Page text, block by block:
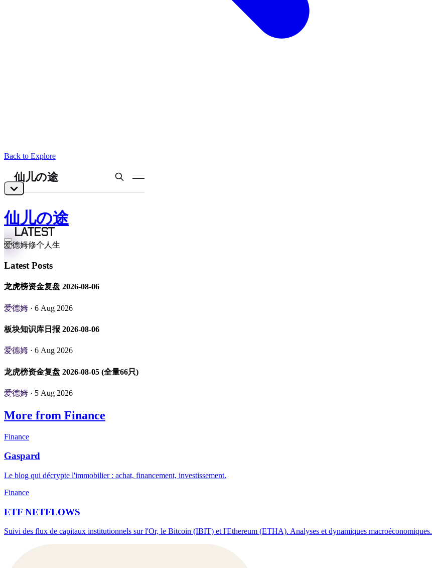
Back to Explore
仙儿の途
爱德姆修个人生
Latest Posts
龙虎榜资金复盘 2026-08-06
爱德姆 · 6 Aug 2026
板块知识库日报 2026-08-06
爱德姆 · 6 Aug 2026
龙虎榜资金复盘 2026-08-05 (全量66只)
爱德姆 · 5 Aug 2026
More from Finance
Finance
Gaspard
Le blog qui décrypte l'immobilier : achat, financement, investissement.
Finance
ETF NETFLOWS
Suivi des flux de capitaux institutionnels sur l'Or, le Bitcoin (IBIT) et l'Ethereum (ETHA). Analyses et dynamiques macroéconomiques.